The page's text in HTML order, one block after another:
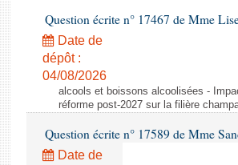
Question écrite n° 17467 de Mme
Date de
dépôt :
04/08/2026
alcools et boissons alcoolisées -
réforme post-2027 sur la filière
Question écrite n° 17589 de Mme
Date de